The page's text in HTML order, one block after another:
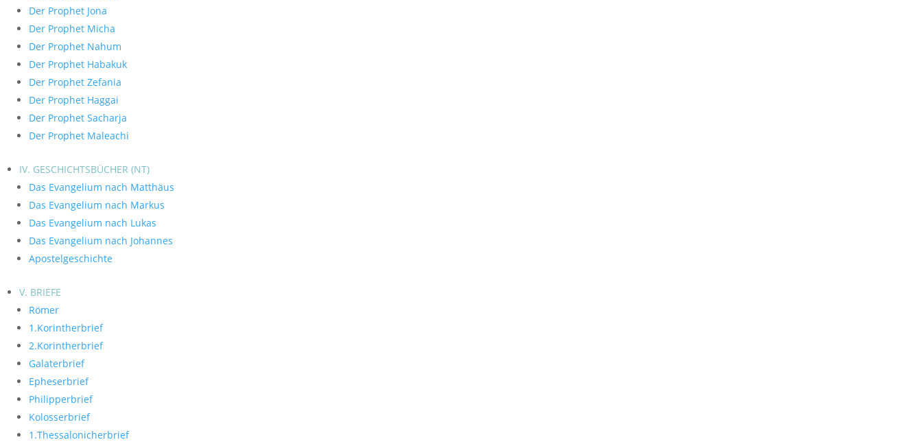
Der Prophet Jona
Der Prophet Micha
Der Prophet Nahum
Der Prophet Habakuk
Der Prophet Zefania
Der Prophet Haggai
Der Prophet Sacharja
Der Prophet Maleachi
IV. GESCHICHTSBÜCHER (NT)
Das Evangelium nach Matthäus
Das Evangelium nach Markus
Das Evangelium nach Lukas
Das Evangelium nach Johannes
Apostelgeschichte
V. BRIEFE
Römer
1.Korintherbrief
2.Korintherbrief
Galaterbrief
Epheserbrief
Philipperbrief
Kolosserbrief
1.Thessalonicherbrief